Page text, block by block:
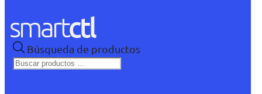
Búsqueda de productos